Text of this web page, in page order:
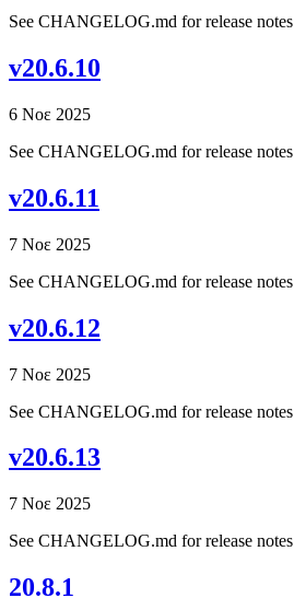
See CHANGELOG.md for release notes
v20.6.10
6 Νοε 2025
See CHANGELOG.md for release notes
v20.6.11
7 Νοε 2025
See CHANGELOG.md for release notes
v20.6.12
7 Νοε 2025
See CHANGELOG.md for release notes
v20.6.13
7 Νοε 2025
See CHANGELOG.md for release notes
20.8.1